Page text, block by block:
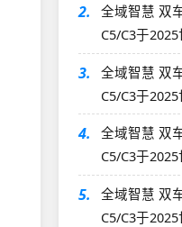
2.
全域智慧 双
C5/C3于
3.
全域智慧 双
C5/C3于
4.
全域智慧 双
C5/C3于
5.
全域智慧 双
C5/C3于